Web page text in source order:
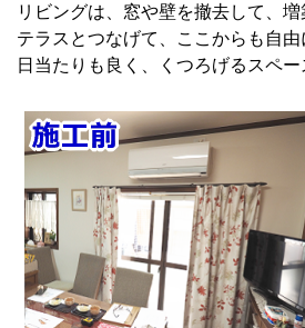
リビングは、窓や壁を撤去して、増
テラスとつなげて、ここからも自
日当たりも良く、くつろげるスペ